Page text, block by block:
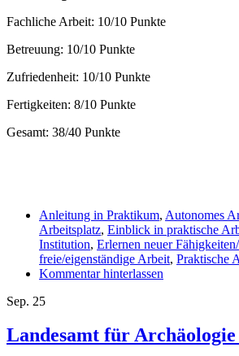
Fachliche Arbeit: 10/10 Punkte
Betreuung: 10/10 Punkte
Zufriedenheit: 10/10 Punkte
Fertigkeiten: 8/10 Punkte
Gesamt: 38/40 Punkte
Anleitung in Praktikum, Autonomes
Arbeitsplatz, Einblick in praktische
Institution, Erlernen neuer
freie/eigenständige Arbeit, Praktische
Kommentar hinterlassen
Sep. 25
Landesamt für Archäologie